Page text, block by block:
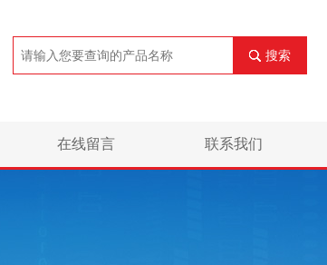
搜索
在线留言 联系我们